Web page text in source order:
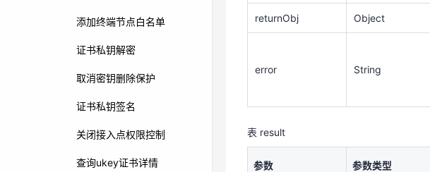
添加终端节点白名单
证书私钥解密
取消密钥删除保护
证书私钥签名
关闭接入点权限控制
查询ukey证书详情
表 result
参数类型
pageNum Integer
returnObj Object
error String
表 result
参数 参数类型